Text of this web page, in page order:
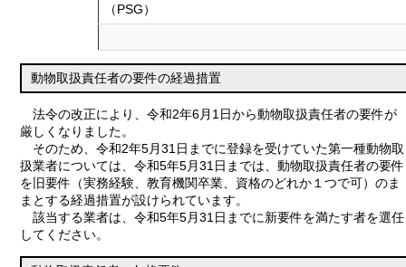
（PSG）
動物取扱責任者の要件の経過措置
法令の改正により、令和2年6月1日から動物取扱責任者の要件が
厳しくなりました。
そのため、令和2年5月31日までに登録を受けていた第一種動物取
扱業者については、令和5年5月31日までは、動物取扱責任者の要件
を旧要件（実務経験、教育機関卒業、資格のどれか１つで可）のま
まとする経過措置が設けられています。
該当する業者は、令和5年5月31日までに新要件を満たす者を選任
してください。